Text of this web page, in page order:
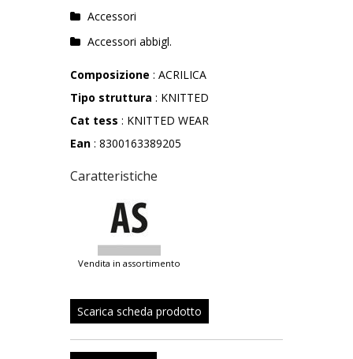
Accessori
Accessori abbigl.
Composizione : ACRILICA
Tipo struttura : KNITTED
Cat tess : KNITTED WEAR
Ean : 8300163389205
Caratteristiche
vendita in assortimento
Scarica scheda prodotto